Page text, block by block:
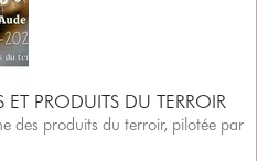
ET PRODUITS DU TERROIR
des produits du terroir, pilotée par